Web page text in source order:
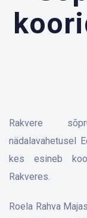
Rakvere
nädalavahetusel
kes esineb
Rakveres.
Roela Rahva